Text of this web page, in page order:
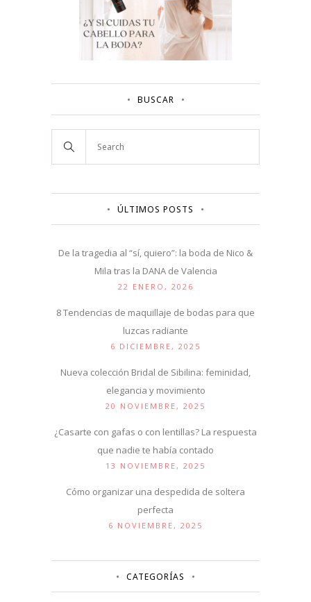
BUSCAR
ÚLTIMOS POSTS
De la tragedia al “sí, quiero”: la boda de Nico &
Mila tras la DANA de Valencia
22 ENERO, 2026
8 Tendencias de maquillaje de bodas para que
luzcas radiante
6 DICIEMBRE, 2025
Nueva colección Bridal de Sibilina: feminidad,
elegancia y movimiento
20 NOVIEMBRE, 2025
¿Casarte con gafas o con lentillas? La respuesta
que nadie te había contado
13 NOVIEMBRE, 2025
Cómo organizar una despedida de soltera
perfecta
6 NOVIEMBRE, 2025
CATEGORÍAS